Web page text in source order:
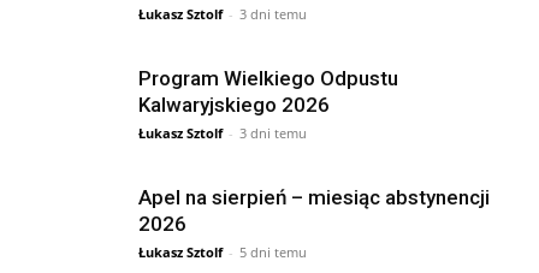
Łukasz Sztolf - 3 dni temu
Program Wielkiego Odpustu
Kalwaryjskiego 2026
Łukasz Sztolf - 3 dni temu
Apel na sierpień – miesiąc abstynencji
2026
Łukasz Sztolf - 5 dni temu